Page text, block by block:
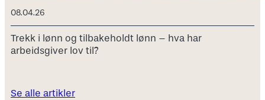
08.04.26
Trekk i lønn og tilbakeholdt lønn – hva har
arbeidsgiver lov til?
Se alle artikler